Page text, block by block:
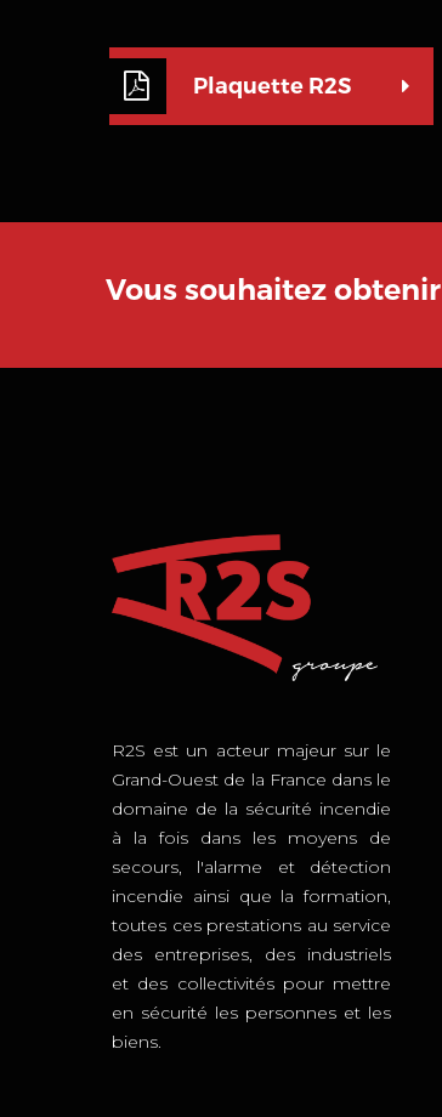
Plaquette R2S
Vous souhaitez
R2S est un acteur majeur sur le
Grand-Ouest de la France dans le
domaine de la sécurité incendie
à la fois dans les moyens de
secours, l'alarme et détection
incendie ainsi que la formation,
toutes ces prestations au service
des entreprises, des industriels
et des collectivités pour mettre
en sécurité les personnes et les
biens.